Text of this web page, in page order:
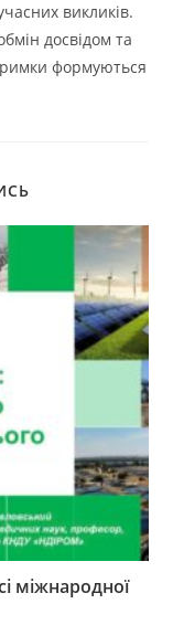
викликів.
досвідом та
формуються
міжнародної